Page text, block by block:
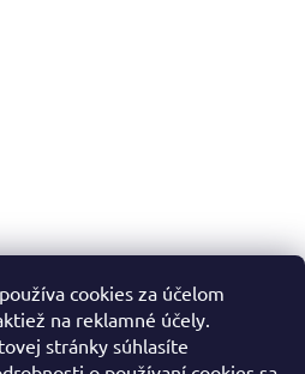
cookies za účelom
na reklamné účely.
stránky súhlasíte